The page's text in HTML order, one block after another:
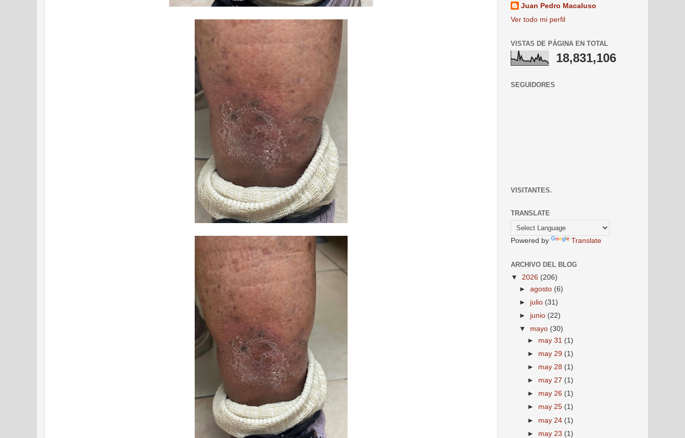
Juan Pedro Macaluso
Ver todo mi perfil
VISTAS DE PÁGINA EN TOTAL
18,831,106
SEGUIDORES
VISITANTES.
TRANSLATE
Powered by Translate
ARCHIVO DEL BLOG
▼ 2026 (206)
►agosto (6)
► julio (31)
► junio (22)
▼ mayo (30)
► may 31 (1)
► may 29 (1)
► may 28 (1)
► may 27 (1)
► may 26 (1)
► may 25 (1)
► may 24 (1)
► may 23 (1)